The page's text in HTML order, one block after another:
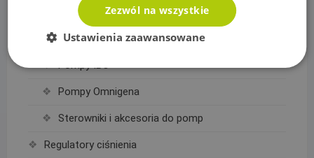
Podpory roślin
Pompy
Pompy IBO
Pompy Omnigena
Sterowniki i akcesoria do pomp
Regulatory ciśnienia
Zezwól na wszystkie
Ustawienia zaawansowane